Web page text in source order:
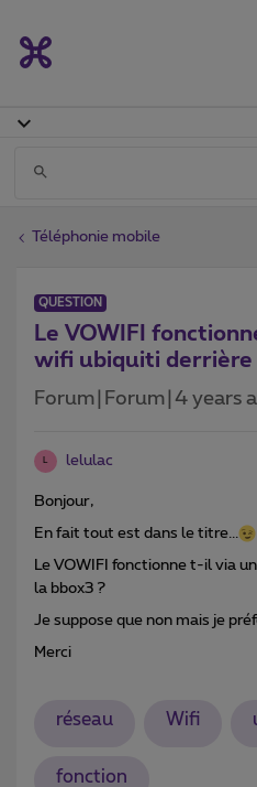
Téléphonie mobile
QUESTION
Le VOWIFI
wifi ubiquiti derrière
Forum|Forum|4 years
L lelulac
Bonjour,
En fait tout est dans le titre...
Le VOWIFI fonctionne t-il via
la bbox3 ?
Je suppose que non mais je
Merci
réseau Wifi
fonction